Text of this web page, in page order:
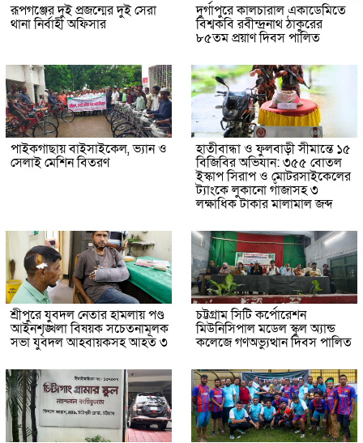
রূপগঞ্জের দুই প্রজন্মের দুই সেরা
থানা নির্বাহী অফিসার
দুর্গাপুরে কালচারাল একাডেমিতে
বিশ্বকবি রবীন্দ্রনাথ ঠাকুরের
৮৫তম প্রয়াণ দিবস পালিত
পাইকগাছায় বাইসাইকেল, ভ্যান ও
সেলাই মেশিন বিতরণ
হাতীবান্ধা ও ফুলবাড়ী সীমান্তে ১৫
বিজিবির অভিযান: ৩৫৫ বোতল
ইস্কাপ সিরাপ ও মোটরসাইকেলের
ট্যাংকে লুকানো গাঁজাসহ ৩
লক্ষাধিক টাকার মালামাল জব্দ
শ্রীপুরে যুবদল নেতার হামলায় পণ্ড
আইনশৃঙ্খলা বিষয়ক সচেতনামূলক
সভা যুবদল আহবায়কসহ আহত ৩
চট্টগ্রাম সিটি কর্পোরেশন
মিউনিসিপাল মডেল স্কুল অ্যান্ড
কলেজে গণঅভ্যুত্থান দিবস পালিত